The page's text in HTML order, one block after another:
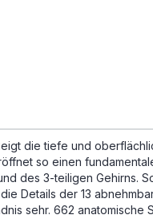
die tiefe und
so einen
des 3-teiligen Gehirns.
Details der 13
sehr. 662